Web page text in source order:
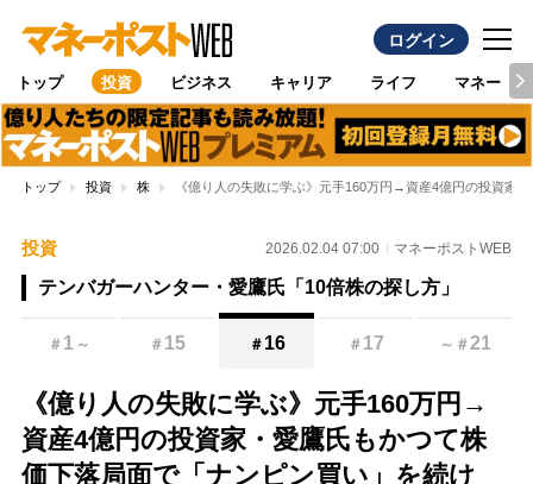
ログイン
トップ 投資 ビジネス キャリア ライフ マネー
トップ 投資 株 《億り人の失敗に学ぶ》元手160万円→資産4億円の投資家
投資 2026.02.04 07:00 マネーポストWEB
テンバガーハンター・愛鷹氏「10倍株の探し方」
＃ 1 ～ ＃ 15 ＃ 16 ＃ 17 ～ ＃21
《億り人の失敗に学ぶ》元手160万円→
資産4億円の投資家・愛鷹氏もかつて株
価下落局面で「ナンピン買い」を続け